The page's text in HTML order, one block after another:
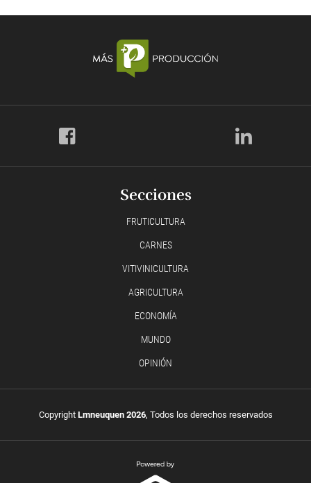
Secciones
FRUTICULTURA
CARNES
VITIVINICULTURA
AGRICULTURA
ECONOMÍA
MUNDO
OPINIÓN
Copyright Lmneuquen 2026, Todos los derechos reservados